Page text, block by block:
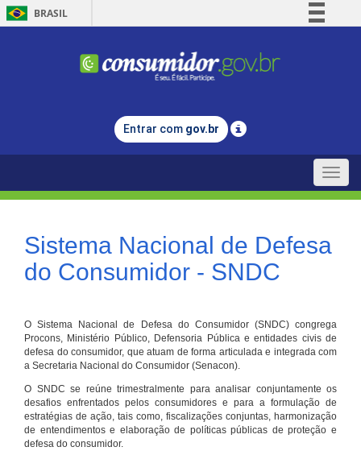
BRASIL
Comunica BR
Legislação
Entrar com gov.br
Toggle
Sistema Nacional de Defesa
do Consumidor - SNDC
O Sistema Nacional de Defesa do Consumidor (SNDC) congrega
Procons, Ministério Público, Defensoria Pública e entidades civis de
defesa do consumidor, que atuam de forma articulada e integrada com
a Secretaria Nacional do Consumidor (Senacon).
O SNDC se reúne trimestralmente para analisar conjuntamente os
desafios enfrentados pelos consumidores e para a formulação de
estratégias de ação, tais como, fiscalizações conjuntas, harmonização
de entendimentos e elaboração de políticas públicas de proteção e
defesa do consumidor.